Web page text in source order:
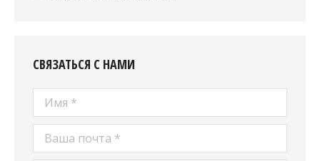
СВЯЗАТЬСЯ С НАМИ
Имя *
Ваша почта *